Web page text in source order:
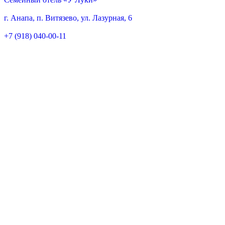
г. Анапа, п. Витязево, ул. Лазурная, 6
+7 (918) 040-00-11